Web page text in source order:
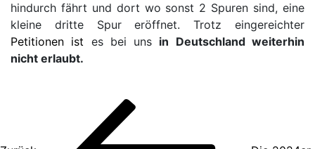
hindurch fährt und dort wo sonst 2 Spuren sind, eine
kleine dritte Spur eröffnet. Trotz eingereichter
Petitionen ist es bei uns in Deutschland weiterhin
nicht erlaubt.
Beitragsnavigation